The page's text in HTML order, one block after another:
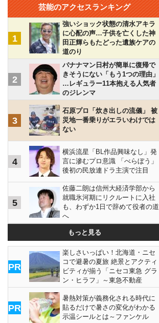
芸能のアクセスランキング
1
強いショック状態の清水アキラ
に心配の声…子供を亡くした神
田正輝らもたどった遺族ケアの
道のり
2
バナナマン日村が簡単に復帰で
きそうにない「もう1つの理由」
…レギュラー11本抱える人気者
のジレンマ
3
石原プロ「炊き出しの流儀」 被
災地一番乗りがエラいわけでは
ない
4
横浜流星「BL作品興味なし」発
言に滲むプロ意識 「べらぼう」
後初の民放連ドラ主演で注目
5
佐藤二朗は信州大経済学部から
就職氷河期にリクルートに入社
も、わずか1日で辞めて役者の道
へ
もっと見る
PR
楽しさいっぱい！北海道・ニセ
コで避暑の夏旅 絶景とアクティ
ビティが揃う「ニセコ東急 グラ
ン・ヒラフ」～東急不動産
PR
暑熱対策が義務化される時代に
貼るだけで暑さの変化がわかる
示温シールとは～ファンケル